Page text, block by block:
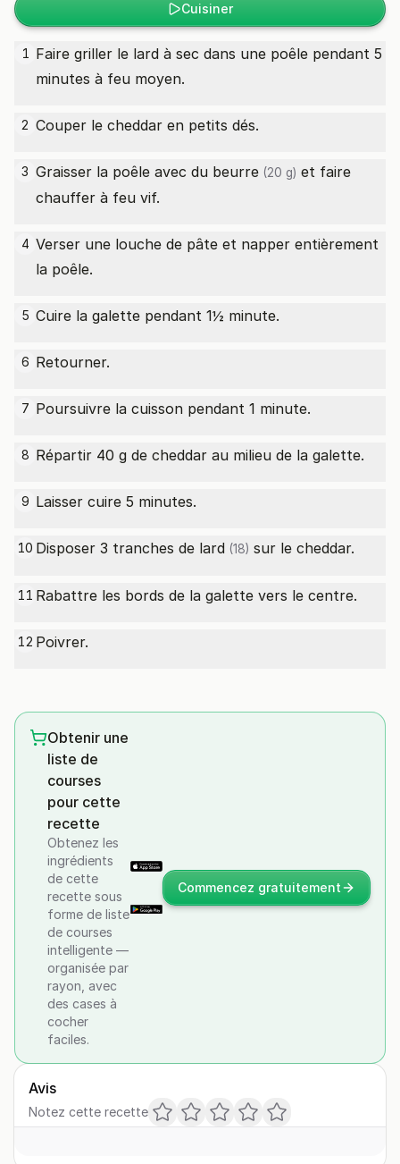
Cuisiner
1 Faire griller le lard à sec dans une poêle pendant 5
minutes à feu moyen.
2 Couper le cheddar en petits dés.
3 Graisser la poêle avec du beurre (20 g) et faire
chauffer à feu vif.
4 Verser une louche de pâte et napper entièrement
la poêle.
5 Cuire la galette pendant 1½ minute.
6 Retourner.
7 Poursuivre la cuisson pendant 1 minute.
8 Répartir 40 g de cheddar au milieu de la galette.
9 Laisser cuire 5 minutes.
10 Disposer 3 tranches de lard (18) sur le cheddar.
11 Rabattre les bords de la galette vers le centre.
12 Poivrer.
Obtenir une
liste de
courses
pour cette
recette
Obtenez les
ingrédients
de cette
recette sous
forme de liste
de courses
intelligente —
organisée par
rayon, avec
des cases à
cocher
faciles.
Commencez gratuitement
Avis
Notez cette recette